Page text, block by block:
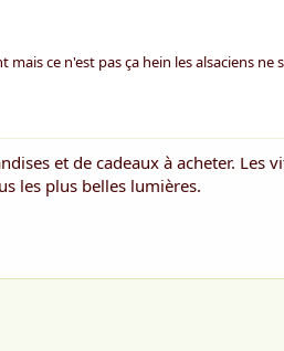
ce n'est pas ça hein les alsaciens ne
et de cadeaux à acheter. Les
les plus belles lumières.